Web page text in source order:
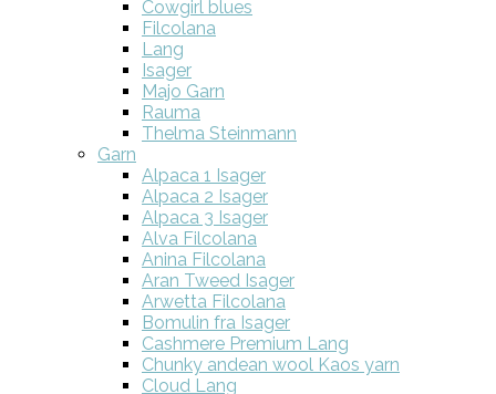
Cowgirl blues
Filcolana
Lang
Isager
Majo Garn
Rauma
Thelma Steinmann
Garn
Alpaca 1 Isager
Alpaca 2 Isager
Alpaca 3 Isager
Alva Filcolana
Anina Filcolana
Aran Tweed Isager
Arwetta Filcolana
Bomulin fra Isager
Cashmere Premium Lang
Chunky andean wool Kaos yarn
Cloud Lang